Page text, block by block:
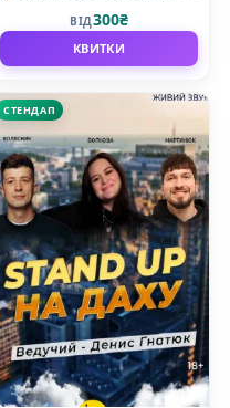
ВІД300₴
КВИТКИ
СТЕНДАП